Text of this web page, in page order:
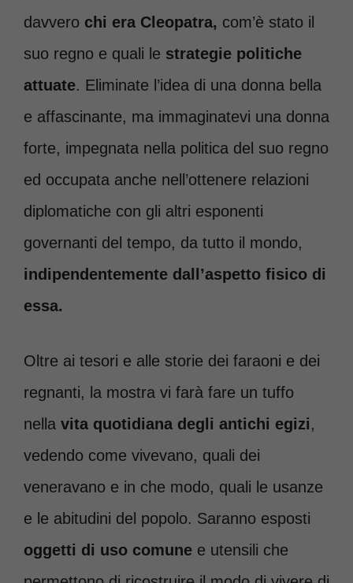
davvero chi era Cleopatra, com’è stato il
suo regno e quali le strategie politiche
attuate. Eliminate l’idea di una donna bella
e affascinante, ma immaginatevi una donna
forte, impegnata nella politica del suo regno
ed occupata anche nell’ottenere relazioni
diplomatiche con gli altri esponenti
governanti del tempo, da tutto il mondo,
indipendentemente dall’aspetto fisico di
essa.
Oltre ai tesori e alle storie dei faraoni e dei
regnanti, la mostra vi farà fare un tuffo
nella vita quotidiana degli antichi egizi,
vedendo come vivevano, quali dei
veneravano e in che modo, quali le usanze
e le abitudini del popolo. Saranno esposti
oggetti di uso comune e utensili che